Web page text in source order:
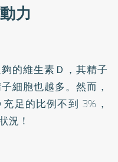
力
的維生素Ｄ，其精子
細胞也越多。然而，
足的比例不到 3%，
況！